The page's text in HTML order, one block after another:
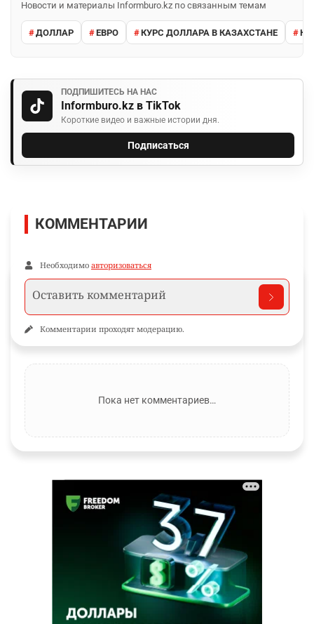
Новости и материалы Informburo.kz по связанным темам
ДОЛЛАР ЕВРО КУРС ДОЛЛАРА В КАЗАХСТАНЕ
ПОДПИШИТЕСЬ НА НАС
Informburo.kz в TikTok
Короткие видео и важные истории дня.
Подписаться
КОММЕНТАРИИ
Необходимо авторизоваться
Комментарии проходят модерацию.
Пока нет комментариев…